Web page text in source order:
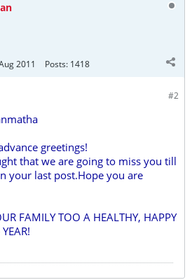
2011 Posts: 1418
#2
greetings!
that we are going to miss you till
your last post.Hope you are
FAMILY TOO A HEALTHY, HAPPY